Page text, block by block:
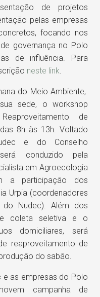
de projetos
pelas empresas
focando nos
governança no Polo
de influência. Para
neste link.
do Meio Ambiente,
sede, o workshop
de
8h às 13h. Voltado
e do Conselho
conduzido pela
em Agroecologia
a participação dos
Urpia (coordenadores
Nudec). Além dos
coleta seletiva e o
domiciliares, será
reaproveitamento de
do sabão.
e as empresas do Polo
campanha de